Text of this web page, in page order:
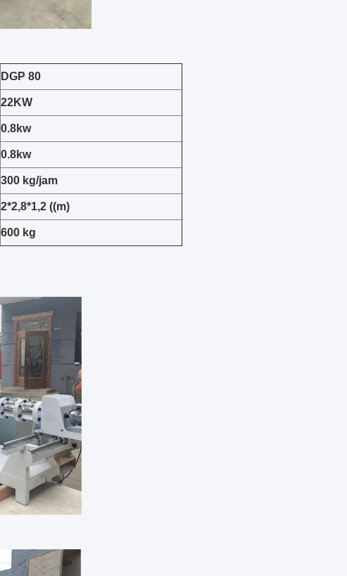
DGP 80
22KW
0.8kw
0.8kw
300 kg/jam
2*2,8*1,2 ((m)
600 kg